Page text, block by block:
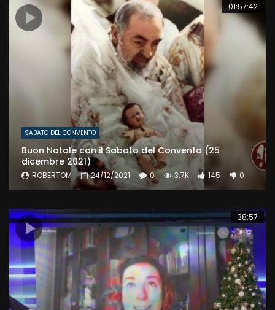
01:57:42
SABATO DEL CONVENTO
Buon Natale con il Sabato del Convento (25
dicembre 2021)
ROBERTOM 24/12/2021 0 3.7K 145 0
38:57